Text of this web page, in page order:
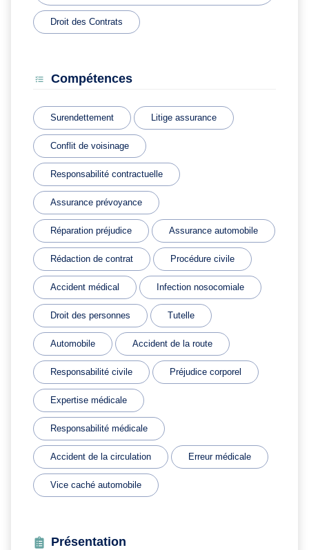
Droit des Contrats
Compétences
Surendettement Litige assurance
Conflit de voisinage
Responsabilité contractuelle
Assurance prévoyance
Réparation préjudice Assurance automobile
Rédaction de contrat Procédure civile
Accident médical Infection nosocomiale
Droit des personnes Tutelle
Automobile Accident de la route
Responsabilité civile Préjudice corporel
Expertise médicale
Responsabilité médicale
Accident de la circulation Erreur médicale
Vice caché automobile
Présentation